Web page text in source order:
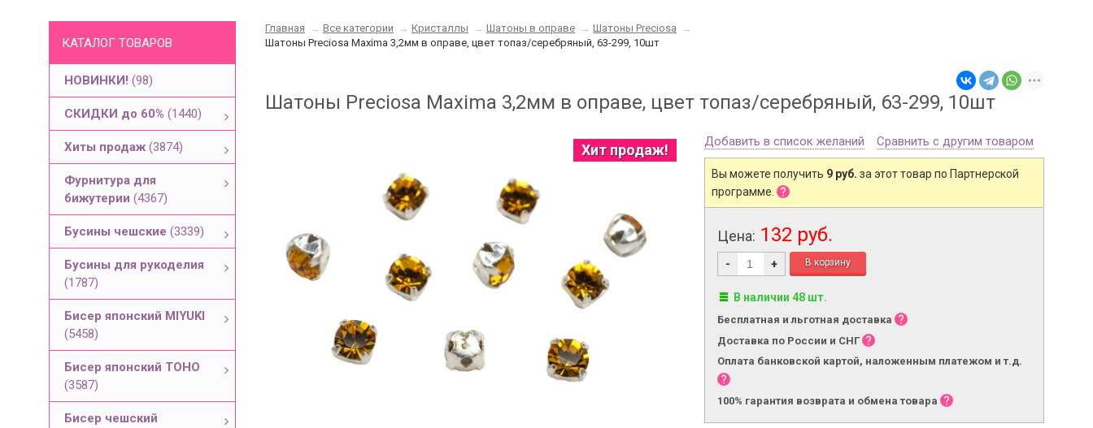
КАТАЛОГ ТОВАРОВ
НОВИНКИ! (98)
СКИДКИ до 60% (1440)
Хиты продаж (3874)
Фурнитура для
бижутерии (4367)
Бусины чешские (3339)
Бусины для рукоделия
(1787)
Бисер японский MIYUKI
(5458)
Бисер японский TOHO
(3587)
Бисер чешский
Главная → Все категории → Кристаллы → Шатоны в оправе → Шатоны Preciosa
→
Шатоны Preciosa Maxima 3,2мм в оправе, цвет топаз/серебряный, 63-299, 10шт
Шатоны Preciosa Maxima 3,2мм в оправе, цвет топаз/серебряный, 63-299, 10шт
Хит продаж! Добавить в список желаний Сравнить с другим товаром
Вы можете получить 9 руб. за этот товар по Партнерской
программе.
Цена: 132 руб.
- +
В наличии 48 шт.
Бесплатная и льготная доставка
Доставка по России и СНГ
Оплата банковской картой, наложенным платежом и т.д.
100% гарантия возврата и обмена товара